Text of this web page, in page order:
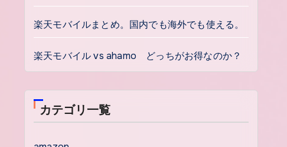
楽天モバイルまとめ。国内でも海外でも使える。
楽天モバイル vs ahamo どっちがお得なのか？
カテゴリ一覧